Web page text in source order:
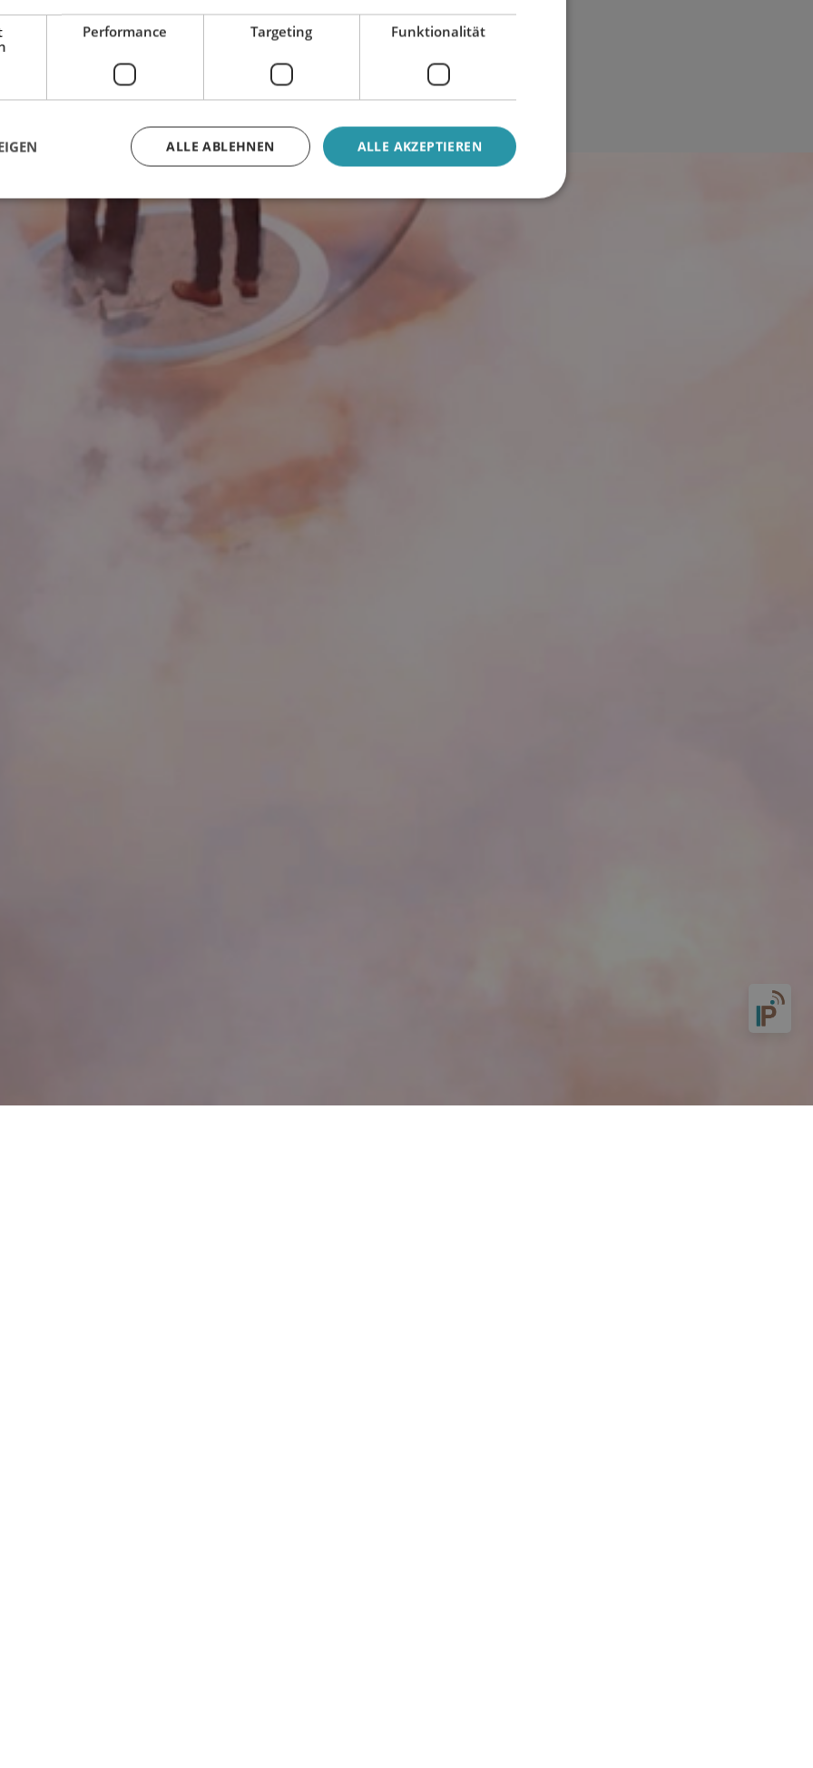
Kombinationsmöglichkeiten unter Erhalt der Bausubstanz
Material
Performance Targeting Funktionalität
ALLE AKZEPTIEREN
ALLE ABLEHNEN